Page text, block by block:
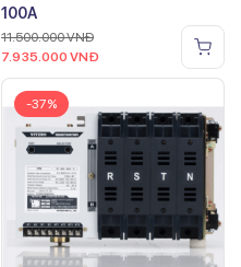
100A
11.500.000VNĐ
7.935.000 VNĐ
-37%